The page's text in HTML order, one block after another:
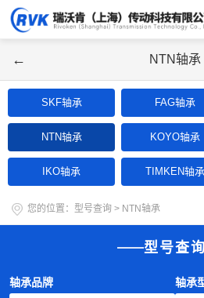
← NTN轴承
SKF轴承 FAG轴承
NTN轴承 KOYO轴承
IKO轴承 TIMKEN轴承
您的位置： 型号查询 > NTN轴承
型号查询
轴承品牌 轴承